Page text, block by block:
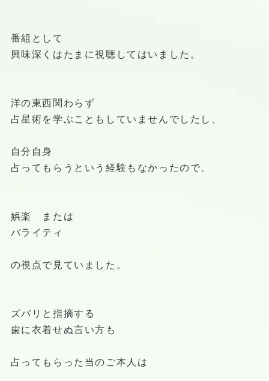
番組として
興味深くはたまに視聴してはいました。
洋の東西関わらず
占星術を学ぶこともしていませんでしたし、
自分自身
占ってもらうという経験もなかったので、
娯楽 または
バライティ
の視点で見ていました。
ズバリと指摘する
歯に衣着せぬ言い方も
占ってもらった当のご本人は